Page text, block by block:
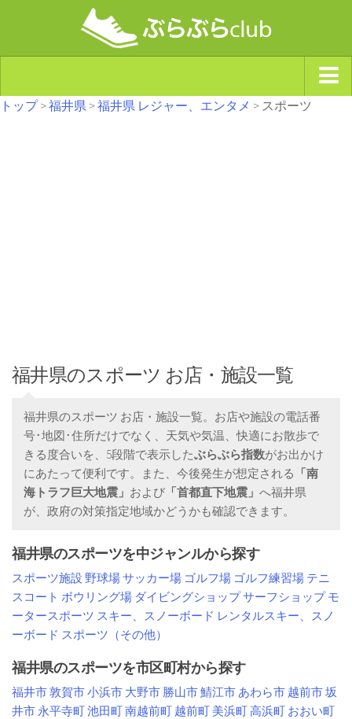
ジャンルから探す
トップ >福井県 >福井県 レジャー、エンタメ > スポーツ
福井県のスポーツ お店・施設一覧
福井県のスポーツ お店・施設一覧。お店や施設の電話番
号･地図･住所だけでなく、天気や気温、快適にお散歩で
きる度合いを、5段階で表示したぶらぶら指数がお出かけ
にあたって便利です。また、今後発生が想定される 「南
海トラフ巨大地震」 および 「首都直下地震」 へ福井県
が、政府の対策指定地域かどうかも確認できます。
福井県のスポーツを中ジャンルから探す
スポーツ施設 野球場サッカー場 ゴルフ場 ゴルフ練習場 テニ
スコート ボウリング場 ダイビングショップサーフショップ モ
ータースポーツ スキー、スノーボード レンタルスキー、スノ
ーボード スポーツ（その他）
福井県のスポーツを市区町村から探す
福井市敦賀市小浜市 大野市 勝山市鯖江市 あわら市 越前市坂
井市 永平寺町池田町南越前町 越前町 美浜町高浜町 おおい町